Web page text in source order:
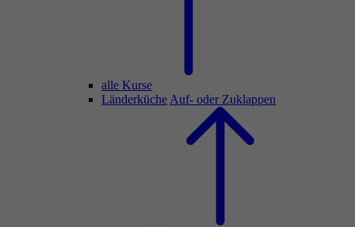
alle Kurse
Länderküche Auf- oder Zuklappen